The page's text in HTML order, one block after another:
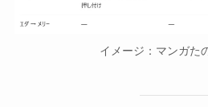
イメージ：マンガた